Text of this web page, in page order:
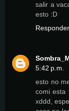
salir a
esto :D
Responder
5:42 p.m.
esto no
comi esta
xddd,